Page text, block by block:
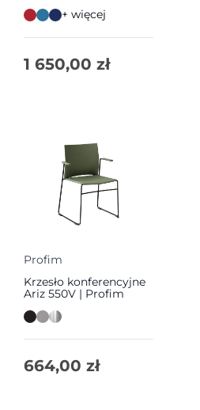
+ więcej
1 650,00 zł
Profim
Krzesło konferencyjne
Ariz 550V | Profim
664,00 zł